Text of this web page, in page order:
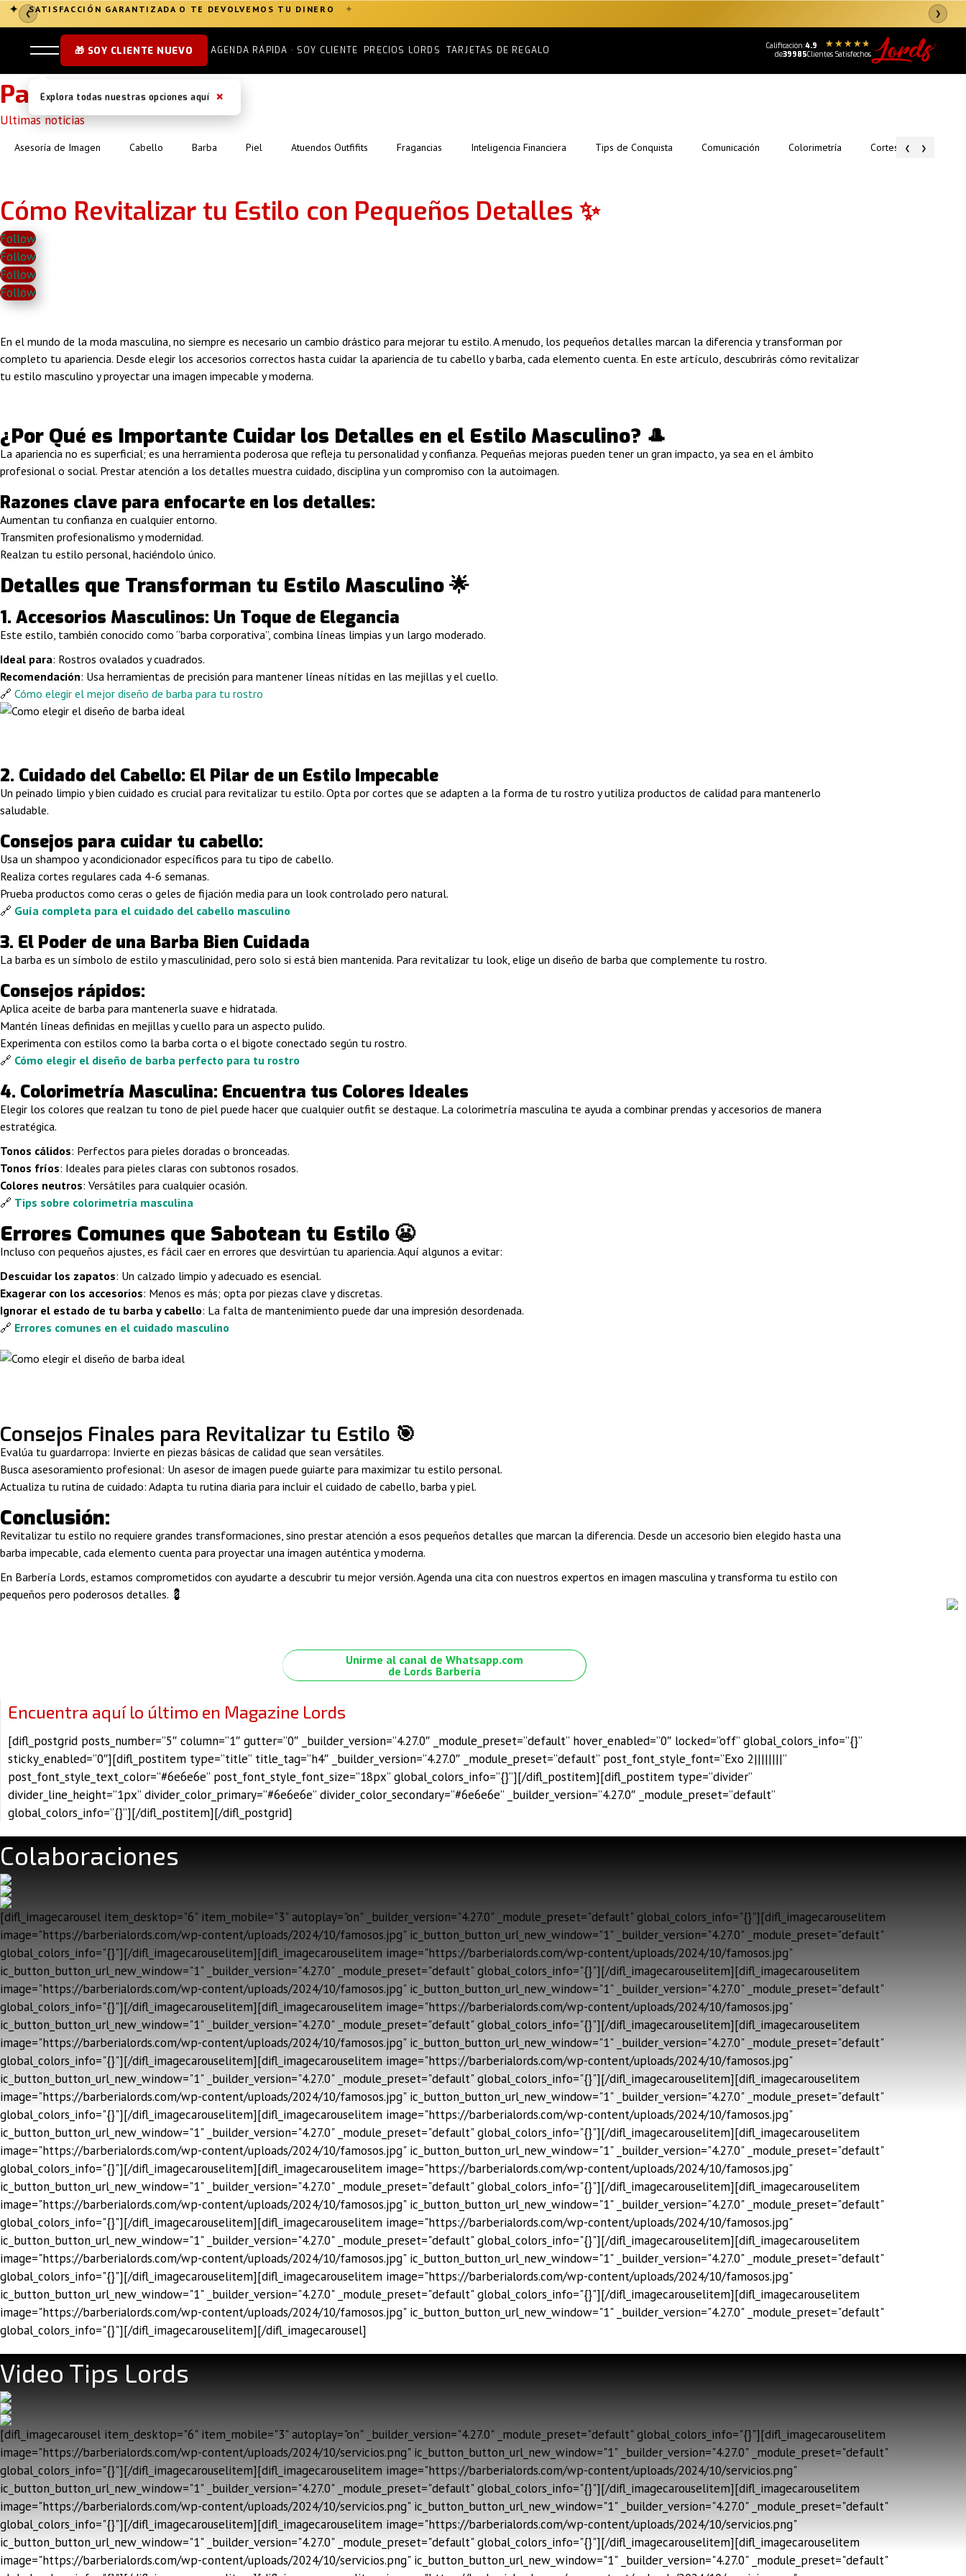
❮ ❯
✦ SATISFACCIÓN GARANTIZADA O TE DEVOLVEMOS TU DINERO ✦
Explora todas nuestras opciones aquí ×
🎁 SOY CLIENTE NUEVO AGENDA RÁPIDA · SOY CLIENTE PRECIOS LORDS TARJETAS DE REGALO Calificación:4.9
de39985Clientes Satisfechos
Para Caballeros
Ultimas noticias
‹
Asesoría de Imagen Cabello Barba Piel Atuendos Outfifits Fragancias Inteligencia Financiera Tips de Conquista Comunicación Colorimetría Cortes y Estilos
›
Cómo Revitalizar tu Estilo con Pequeños Detalles ✨
Follow
Follow
Follow
Follow
En el mundo de la moda masculina, no siempre es necesario un cambio drástico para mejorar tu estilo. A menudo, los pequeños detalles marcan la diferencia y transforman por
completo tu apariencia. Desde elegir los accesorios correctos hasta cuidar la apariencia de tu cabello y barba, cada elemento cuenta. En este artículo, descubrirás cómo revitalizar
tu estilo masculino y proyectar una imagen impecable y moderna.
¿Por Qué es Importante Cuidar los Detalles en el Estilo Masculino? 🎩
La apariencia no es superficial; es una herramienta poderosa que refleja tu personalidad y confianza. Pequeñas mejoras pueden tener un gran impacto, ya sea en el ámbito
profesional o social. Prestar atención a los detalles muestra cuidado, disciplina y un compromiso con la autoimagen.
Razones clave para enfocarte en los detalles:
Aumentan tu confianza en cualquier entorno.
Transmiten profesionalismo y modernidad.
Realzan tu estilo personal, haciéndolo único.
Detalles que Transforman tu Estilo Masculino 🌟
1. Accesorios Masculinos: Un Toque de Elegancia
Este estilo, también conocido como “barba corporativa”, combina líneas limpias y un largo moderado.
Ideal para: Rostros ovalados y cuadrados.
Recomendación: Usa herramientas de precisión para mantener líneas nítidas en las mejillas y el cuello.
🔗 Cómo elegir el mejor diseño de barba para tu rostro
2. Cuidado del Cabello: El Pilar de un Estilo Impecable
Un peinado limpio y bien cuidado es crucial para revitalizar tu estilo. Opta por cortes que se adapten a la forma de tu rostro y utiliza productos de calidad para mantenerlo
saludable.
Consejos para cuidar tu cabello:
Usa un shampoo y acondicionador específicos para tu tipo de cabello.
Realiza cortes regulares cada 4-6 semanas.
Prueba productos como ceras o geles de fijación media para un look controlado pero natural.
🔗 Guía completa para el cuidado del cabello masculino
3. El Poder de una Barba Bien Cuidada
La barba es un símbolo de estilo y masculinidad, pero solo si está bien mantenida. Para revitalizar tu look, elige un diseño de barba que complemente tu rostro.
Consejos rápidos:
Aplica aceite de barba para mantenerla suave e hidratada.
Mantén líneas definidas en mejillas y cuello para un aspecto pulido.
Experimenta con estilos como la barba corta o el bigote conectado según tu rostro.
🔗 Cómo elegir el diseño de barba perfecto para tu rostro
4. Colorimetría Masculina: Encuentra tus Colores Ideales
Elegir los colores que realzan tu tono de piel puede hacer que cualquier outfit se destaque. La colorimetría masculina te ayuda a combinar prendas y accesorios de manera
estratégica.
Tonos cálidos: Perfectos para pieles doradas o bronceadas.
Tonos fríos: Ideales para pieles claras con subtonos rosados.
Colores neutros: Versátiles para cualquier ocasión.
🔗 Tips sobre colorimetría masculina
Errores Comunes que Sabotean tu Estilo 😬
Incluso con pequeños ajustes, es fácil caer en errores que desvirtúan tu apariencia. Aquí algunos a evitar:
Descuidar los zapatos: Un calzado limpio y adecuado es esencial.
Exagerar con los accesorios: Menos es más; opta por piezas clave y discretas.
Ignorar el estado de tu barba y cabello: La falta de mantenimiento puede dar una impresión desordenada.
🔗 Errores comunes en el cuidado masculino
Consejos Finales para Revitalizar tu Estilo 🎯
Evalúa tu guardarropa: Invierte en piezas básicas de calidad que sean versátiles.
Busca asesoramiento profesional: Un asesor de imagen puede guiarte para maximizar tu estilo personal.
Actualiza tu rutina de cuidado: Adapta tu rutina diaria para incluir el cuidado de cabello, barba y piel.
Conclusión:
Revitalizar tu estilo no requiere grandes transformaciones, sino prestar atención a esos pequeños detalles que marcan la diferencia. Desde un accesorio bien elegido hasta una
barba impecable, cada elemento cuenta para proyectar una imagen auténtica y moderna.
En Barbería Lords , estamos comprometidos con ayudarte a descubrir tu mejor versión. Agenda una cita con nuestros expertos en imagen masculina y transforma tu estilo con
pequeños pero poderosos detalles. 💈
Unirme al canal de Whatsapp.com
de Lords Barbería
Encuentra aquí lo último en Magazine Lords
[difl_postgrid posts_number=”5″ column=”1″ gutter=”0″ _builder_version=”4.27.0″ _module_preset=”default” hover_enabled=”0″ locked=”off” global_colors_info=”{}”
sticky_enabled=”0″][difl_postitem type=”title” title_tag=”h4″ _builder_version=”4.27.0″ _module_preset=”default” post_font_style_font=”Exo 2||||||||”
post_font_style_text_color=”#6e6e6e” post_font_style_font_size=”18px” global_colors_info=”{}”][/difl_postitem][difl_postitem type=”divider”
divider_line_height=”1px” divider_color_primary=”#6e6e6e” divider_color_secondary=”#6e6e6e” _builder_version=”4.27.0″ _module_preset=”default”
global_colors_info=”{}”][/difl_postitem][/difl_postgrid]
Colaboraciones
[difl_imagecarousel item_desktop="6" item_mobile="3" autoplay="on" _builder_version="4.27.0" _module_preset="default" global_colors_info="{}"][difl_imagecarouselitem
image="https://barberialords.com/wp-content/uploads/2024/10/famosos.jpg" ic_button_button_url_new_window="1" _builder_version="4.27.0" _module_preset="default"
global_colors_info="{}"][/difl_imagecarouselitem][difl_imagecarouselitem image="https://barberialords.com/wp-content/uploads/2024/10/famosos.jpg"
ic_button_button_url_new_window="1" _builder_version="4.27.0" _module_preset="default" global_colors_info="{}"][/difl_imagecarouselitem][difl_imagecarouselitem
image="https://barberialords.com/wp-content/uploads/2024/10/famosos.jpg" ic_button_button_url_new_window="1" _builder_version="4.27.0" _module_preset="default"
global_colors_info="{}"][/difl_imagecarouselitem][difl_imagecarouselitem image="https://barberialords.com/wp-content/uploads/2024/10/famosos.jpg"
ic_button_button_url_new_window="1" _builder_version="4.27.0" _module_preset="default" global_colors_info="{}"][/difl_imagecarouselitem][difl_imagecarouselitem
image="https://barberialords.com/wp-content/uploads/2024/10/famosos.jpg" ic_button_button_url_new_window="1" _builder_version="4.27.0" _module_preset="default"
global_colors_info="{}"][/difl_imagecarouselitem][difl_imagecarouselitem image="https://barberialords.com/wp-content/uploads/2024/10/famosos.jpg"
ic_button_button_url_new_window="1" _builder_version="4.27.0" _module_preset="default" global_colors_info="{}"][/difl_imagecarouselitem][difl_imagecarouselitem
image="https://barberialords.com/wp-content/uploads/2024/10/famosos.jpg" ic_button_button_url_new_window="1" _builder_version="4.27.0" _module_preset="default"
global_colors_info="{}"][/difl_imagecarouselitem][difl_imagecarouselitem image="https://barberialords.com/wp-content/uploads/2024/10/famosos.jpg"
ic_button_button_url_new_window="1" _builder_version="4.27.0" _module_preset="default" global_colors_info="{}"][/difl_imagecarouselitem][difl_imagecarouselitem
image="https://barberialords.com/wp-content/uploads/2024/10/famosos.jpg" ic_button_button_url_new_window="1" _builder_version="4.27.0" _module_preset="default"
global_colors_info="{}"][/difl_imagecarouselitem][difl_imagecarouselitem image="https://barberialords.com/wp-content/uploads/2024/10/famosos.jpg"
ic_button_button_url_new_window="1" _builder_version="4.27.0" _module_preset="default" global_colors_info="{}"][/difl_imagecarouselitem][difl_imagecarouselitem
image="https://barberialords.com/wp-content/uploads/2024/10/famosos.jpg" ic_button_button_url_new_window="1" _builder_version="4.27.0" _module_preset="default"
global_colors_info="{}"][/difl_imagecarouselitem][difl_imagecarouselitem image="https://barberialords.com/wp-content/uploads/2024/10/famosos.jpg"
ic_button_button_url_new_window="1" _builder_version="4.27.0" _module_preset="default" global_colors_info="{}"][/difl_imagecarouselitem][difl_imagecarouselitem
image="https://barberialords.com/wp-content/uploads/2024/10/famosos.jpg" ic_button_button_url_new_window="1" _builder_version="4.27.0" _module_preset="default"
global_colors_info="{}"][/difl_imagecarouselitem][difl_imagecarouselitem image="https://barberialords.com/wp-content/uploads/2024/10/famosos.jpg"
ic_button_button_url_new_window="1" _builder_version="4.27.0" _module_preset="default" global_colors_info="{}"][/difl_imagecarouselitem][difl_imagecarouselitem
image="https://barberialords.com/wp-content/uploads/2024/10/famosos.jpg" ic_button_button_url_new_window="1" _builder_version="4.27.0" _module_preset="default"
global_colors_info="{}"][/difl_imagecarouselitem][/difl_imagecarousel]
Video Tips Lords
[difl_imagecarousel item_desktop="6" item_mobile="3" autoplay="on" _builder_version="4.27.0" _module_preset="default" global_colors_info="{}"][difl_imagecarouselitem
image="https://barberialords.com/wp-content/uploads/2024/10/servicios.png" ic_button_button_url_new_window="1" _builder_version="4.27.0" _module_preset="default"
global_colors_info="{}"][/difl_imagecarouselitem][difl_imagecarouselitem image="https://barberialords.com/wp-content/uploads/2024/10/servicios.png"
ic_button_button_url_new_window="1" _builder_version="4.27.0" _module_preset="default" global_colors_info="{}"][/difl_imagecarouselitem][difl_imagecarouselitem
image="https://barberialords.com/wp-content/uploads/2024/10/servicios.png" ic_button_button_url_new_window="1" _builder_version="4.27.0" _module_preset="default"
global_colors_info="{}"][/difl_imagecarouselitem][difl_imagecarouselitem image="https://barberialords.com/wp-content/uploads/2024/10/servicios.png"
ic_button_button_url_new_window="1" _builder_version="4.27.0" _module_preset="default" global_colors_info="{}"][/difl_imagecarouselitem][difl_imagecarouselitem
image="https://barberialords.com/wp-content/uploads/2024/10/servicios.png" ic_button_button_url_new_window="1" _builder_version="4.27.0" _module_preset="default"